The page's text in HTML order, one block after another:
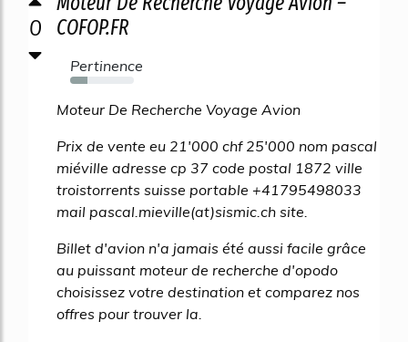
0
COFOP.FR
Pertinence
27%
Moteur De Recherche Voyage Avion
Prix de vente eu 21'000 chf 25'000 nom pascal
miéville adresse cp 37 code postal 1872 ville
troistorrents suisse portable +41795498033
mail pascal.mieville(at)sismic.ch site.
Billet d'avion n'a jamais été aussi facile grâce
au puissant moteur de recherche d'opodo
choisissez votre destination et comparez nos
offres pour trouver la.